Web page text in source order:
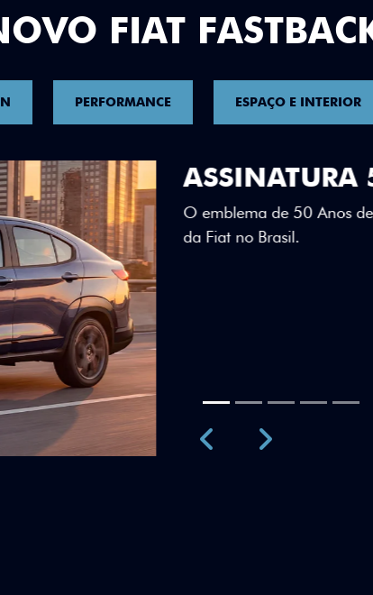
FIAT
PERFORMANCE ESPAÇO E INTERIOR
DESIGN QUE
Teto bicolor, adesivos
uma identidade visual
PreviousNext